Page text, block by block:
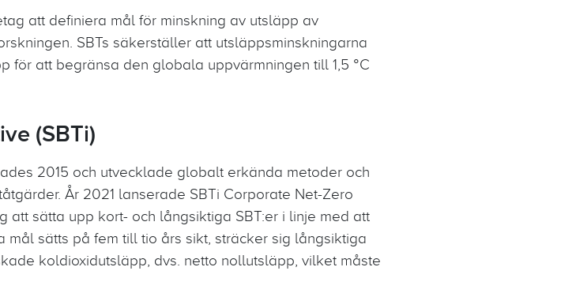
att definiera mål för minskning av utsläpp av
SBTs säkerställer att utsläppsminskningarna
att begränsa den globala uppvärmningen till 1,5 °C
(SBTi)
2015 och utvecklade globalt erkända metoder och
År 2021 lanserade SBTi Corporate Net-Zero
att sätta upp kort- och långsiktiga SBT:er i linje med att
sätts på fem till tio års sikt, sträcker sig långsiktiga
koldioxidutsläpp, dvs. netto nollutsläpp, vilket måste